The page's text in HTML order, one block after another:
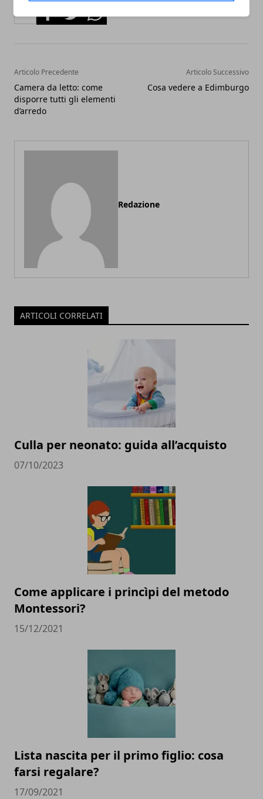
Articolo Precedente
Camera da letto: come
disporre tutti gli elementi
d’arredo
Articolo Successivo
Cosa vedere a Edimburgo
Redazione
ARTICOLI CORRELATI
Culla per neonato: guida all’acquisto
07/10/2023
Come applicare i princìpi del metodo
Montessori?
15/12/2021
Lista nascita per il primo figlio: cosa
farsi regalare?
17/09/2021